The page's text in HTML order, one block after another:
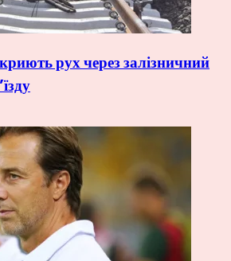
рух через залізничний